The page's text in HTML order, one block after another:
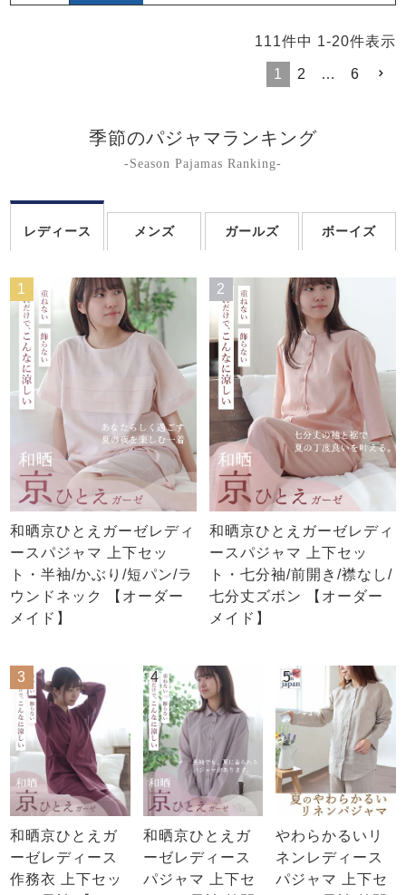
111件中 1-20件表示
1 2 … 6
季節のパジャマランキング
-Season Pajamas Ranking-
レディース メンズ ガールズ ボーイズ
1
和晒京ひとえガーゼレディ
ースパジャマ 上下セッ
ト・半袖/かぶり/短パン/ラ
ウンドネック 【オーダー
メイド】
2
和晒京ひとえガーゼレディ
ースパジャマ 上下セッ
ト・七分袖/前開き/襟なし/
七分丈ズボン 【オーダー
メイド】
3
和晒京ひとえガ
ーゼレディース
作務衣 上下セッ
4
和晒京ひとえガ
ーゼレディース
パジャマ 上下セ
5
やわらかるいリ
ネンレディース
パジャマ 上下セ